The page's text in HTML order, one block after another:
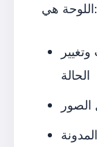
اللوحة هي:
الحالة
الصور